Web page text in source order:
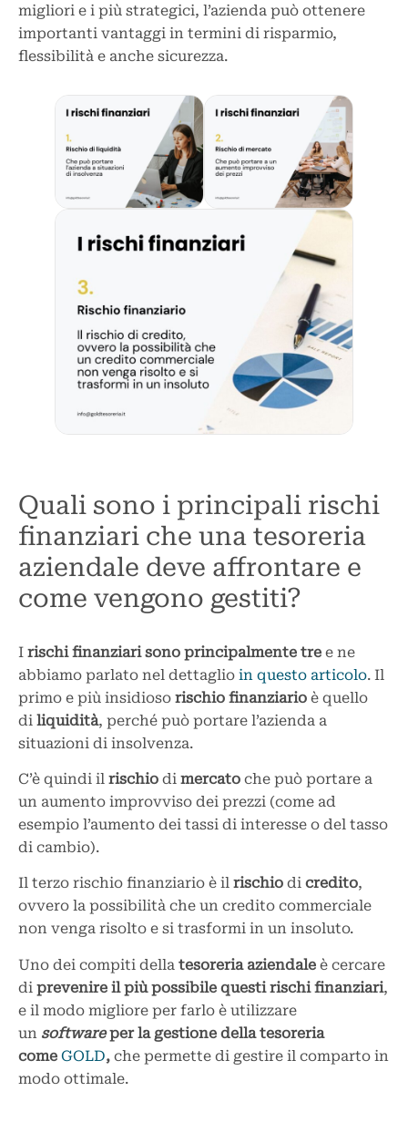
migliori e i più strategici, l’azienda può ottenere
importanti vantaggi in termini di risparmio,
flessibilità e anche sicurezza.
Quali sono i principali rischi
finanziari che una tesoreria
aziendale deve affrontare e
come vengono gestiti?
I rischi finanziari sono principalmente tre e ne
abbiamo parlato nel dettaglio in questo articolo. Il
primo e più insidioso rischio finanziario è quello
di liquidità, perché può portare l’azienda a
situazioni di insolvenza.
C’è quindi il rischio di mercato che può portare a
un aumento improvviso dei prezzi (come ad
esempio l’aumento dei tassi di interesse o del tasso
di cambio).
Il terzo rischio finanziario è il rischio di credito,
ovvero la possibilità che un credito commerciale
non venga risolto e si trasformi in un insoluto.
Uno dei compiti della tesoreria aziendale è cercare
di prevenire il più possibile questi rischi finanziari,
e il modo migliore per farlo è utilizzare
un softwareper la gestione della tesoreria
come GOLD, che permette di gestire il comparto in
modo ottimale.